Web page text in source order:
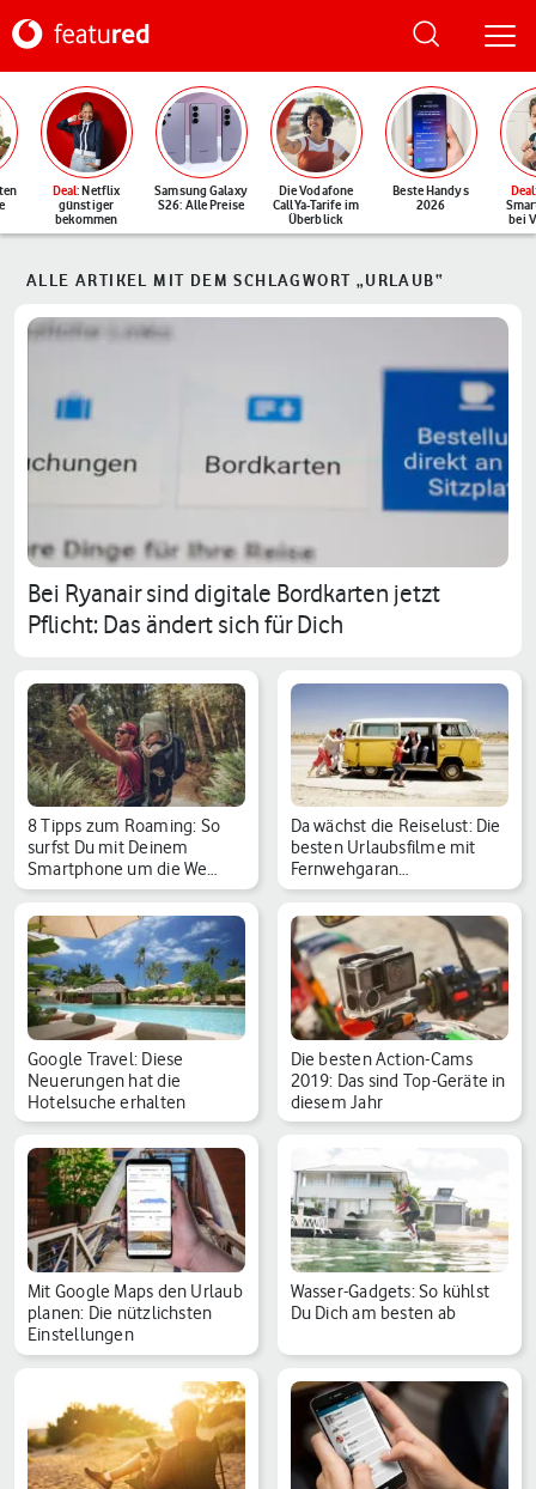
Deal: Netflix
günstiger
bekommen
Samsung Galaxy
S26: Alle Preise
Die Vodafone
CallYa-Tarife im
Überblick
Beste Handys
2026
Deal
bei
ALLE ARTIKEL MIT DEM SCHLAGWORT „URLAUB“
Bei Ryanair sind digitale Bordkarten jetzt
Pflicht: Das ändert sich für Dich
8 Tipps zum Roaming: So
surfst Du mit Deinem
Smartphone um die We…
Da wächst die Reiselust: Die
besten Urlaubsfilme mit
Fernwehgaran…
Google Travel: Diese
Neuerungen hat die
Hotelsuche erhalten
Die besten Action-Cams
2019: Das sind Top-Geräte in
diesem Jahr
Mit Google Maps den Urlaub
planen: Die nützlichsten
Einstellungen
Wasser-Gadgets: So kühlst
Du Dich am besten ab